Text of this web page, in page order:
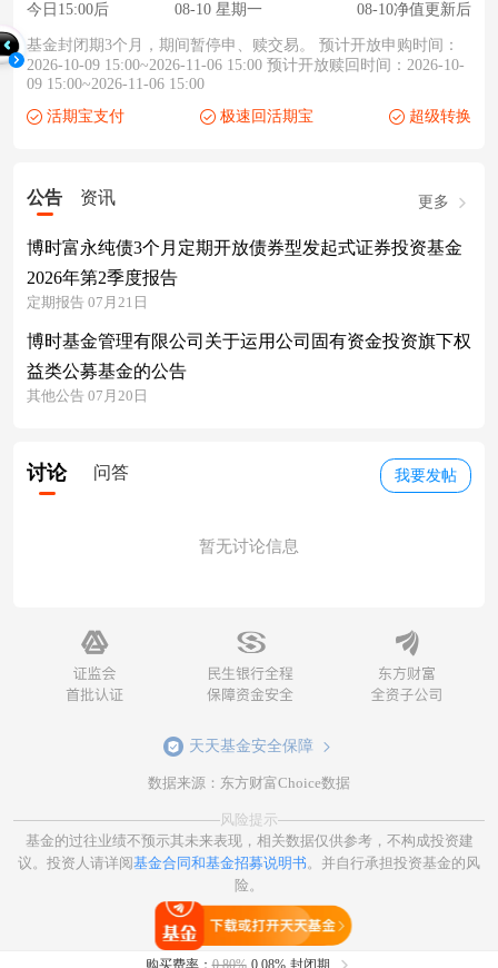
今日15:00后 08-10 星期一 08-10净值更新后
基金封闭期3个月，期间暂停申、赎交易。 预计开放申购时间：
2026-10-09 15:00~2026-11-06 15:00 预计开放赎回时间：2026-10-
09 15:00~2026-11-06 15:00
活期宝支付
极速回活期宝 超级转换
公告 资讯 更多
博时富永纯债3个月定期开放债券型发起式证券投资基金
2026年第2季度报告
定期报告 07月21日
博时基金管理有限公司关于运用公司固有资金投资旗下权
益类公募基金的公告
其他公告 07月20日
我要发帖
讨论 问答
暂无讨论信息
天天基金安全保障
数据来源：东方财富Choice数据
风险提示
基金的过往业绩不预示其未来表现，相关数据仅供参考，不构成投资建
议。投资人请详阅基金合同和基金招募说明书。并自行承担投资基金的风
险。
购买费率：0.80% 0.08% 封闭期
打开天天基金